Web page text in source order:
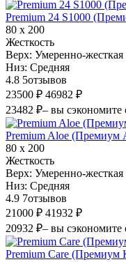
Premium 24 S1000
80 х 200
Жесткость
Верх: Умеренно-жесткая
Низ: Средняя
4.8 5отзывов
23500 ₽ 46982 ₽
23482 ₽– вы сэкономите
Premium Aloe (Премиум
80 х 200
Жесткость
Верх: Умеренно-жесткая
Низ: Средняя
4.9 7отзывов
21000 ₽ 41932 ₽
20932 ₽– вы сэкономите
Premium Care (Премиум